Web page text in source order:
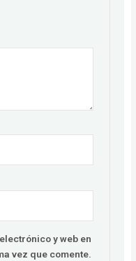
y web en
vez que comente.